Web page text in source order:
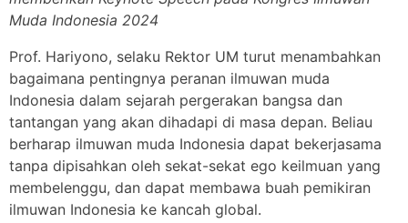
Muda Indonesia 2024
Prof. Hariyono, selaku Rektor UM turut menambahkan
bagaimana pentingnya peranan ilmuwan muda
Indonesia dalam sejarah pergerakan bangsa dan
tantangan yang akan dihadapi di masa depan. Beliau
berharap ilmuwan muda Indonesia dapat bekerjasama
tanpa dipisahkan oleh sekat-sekat ego keilmuan yang
membelenggu, dan dapat membawa buah pemikiran
ilmuwan Indonesia ke kancah global.